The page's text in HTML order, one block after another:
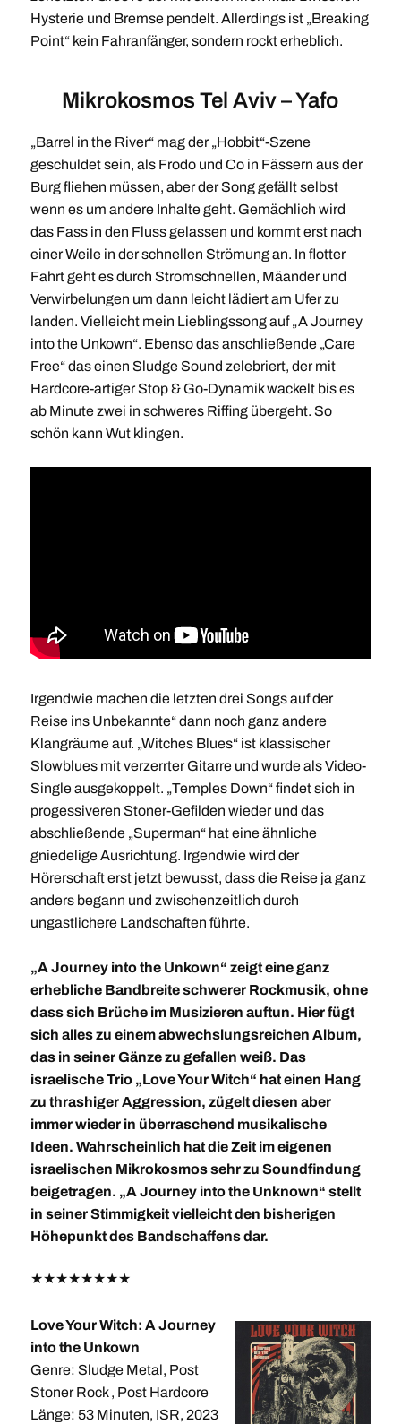
Hysterie und Bremse pendelt. Allerdings ist „Breaking
Point“ kein Fahranfänger, sondern rockt erheblich.
Mikrokosmos Tel Aviv – Yafo
„Barrel in the River“ mag der „Hobbit“-Szene
geschuldet sein, als Frodo und Co in Fässern aus der
Burg fliehen müssen, aber der Song gefällt selbst
wenn es um andere Inhalte geht. Gemächlich wird
das Fass in den Fluss gelassen und kommt erst nach
einer Weile in der schnellen Strömung an. In flotter
Fahrt geht es durch Stromschnellen, Mäander und
Verwirbelungen um dann leicht lädiert am Ufer zu
landen. Vielleicht mein Lieblingssong auf „A Journey
into the Unkown“. Ebenso das anschließende „Care
Free“ das einen Sludge Sound zelebriert, der mit
Hardcore-artiger Stop & Go-Dynamik wackelt bis es
ab Minute zwei in schweres Riffing übergeht. So
schön kann Wut klingen.
Irgendwie machen die letzten drei Songs auf der
Reise ins Unbekannte“ dann noch ganz andere
Klangräume auf. „Witches Blues“ ist klassischer
Slowblues mit verzerrter Gitarre und wurde als Video-
Single ausgekoppelt. „Temples Down“ findet sich in
progessiveren Stoner-Gefilden wieder und das
abschließende „Superman“ hat eine ähnliche
gniedelige Ausrichtung. Irgendwie wird der
Hörerschaft erst jetzt bewusst, dass die Reise ja ganz
anders begann und zwischenzeitlich durch
ungastlichere Landschaften führte.
„A Journey into the Unkown“ zeigt eine ganz
erhebliche Bandbreite schwerer Rockmusik, ohne
dass sich Brüche im Musizieren auftun. Hier fügt
sich alles zu einem abwechslungsreichen Album,
das in seiner Gänze zu gefallen weiß. Das
israelische Trio „Love Your Witch“ hat einen Hang
zu thrashiger Aggression, zügelt diesen aber
immer wieder in überraschend musikalische
Ideen. Wahrscheinlich hat die Zeit im eigenen
israelischen Mikrokosmos sehr zu Soundfindung
beigetragen. „A Journey into the Unknown“ stellt
in seiner Stimmigkeit vielleicht den bisherigen
Höhepunkt des Bandschaffens dar.
★★★★★★★★
Love Your Witch: A Journey
into the Unkown
Genre: Sludge Metal, Post
Stoner Rock , Post Hardcore
Länge: 53 Minuten, ISR, 2023